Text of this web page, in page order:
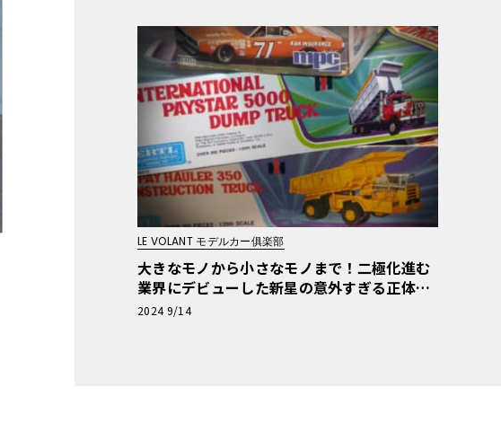
LE VOLANT モデルカー俱楽部
大きなモノから小さなモノまで！二極化進む
業界にデビューした新星の意外すぎる正体！
【アメリカンカープラモ・クロニクル】第34
2024 9/14